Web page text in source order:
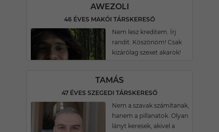
AWEZOLI
46 ÉVES MAKÓI TÁRSKERESŐ
Nem lesz kreditem. Írj
randit. Köszönöm! Csak
kizárólag szexet akarok!
TAMÁS
47 ÉVES SZEGEDI TÁRSKERESŐ
Nem a szavak számítanak,
hanem a pillanatok. Olyan
lányt keresek, akivel a